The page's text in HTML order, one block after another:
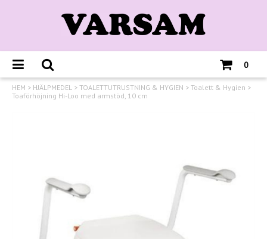
0
HEM > HJÄLPMEDEL > TOALETTUTRUSTNING & HYGIEN > Toalett & Hygien >
Toaförhöjning Hi-Loo med armstöd, 10 cm